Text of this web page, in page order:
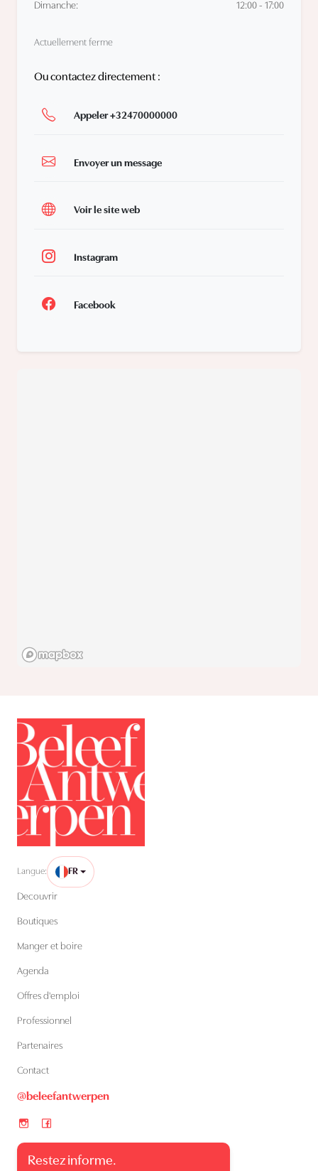
Dimanche: 12:00 - 17:00
Actuellement ferme
Ou contactez directement :
Appeler +32470000000
Envoyer un message
Voir le site web
Instagram
Facebook
Langue: FR
Decouvrir
Boutiques
Manger et boire
Agenda
Offres d'emploi
Professionnel
Partenaires
Contact
@beleefantwerpen
Restez informe.